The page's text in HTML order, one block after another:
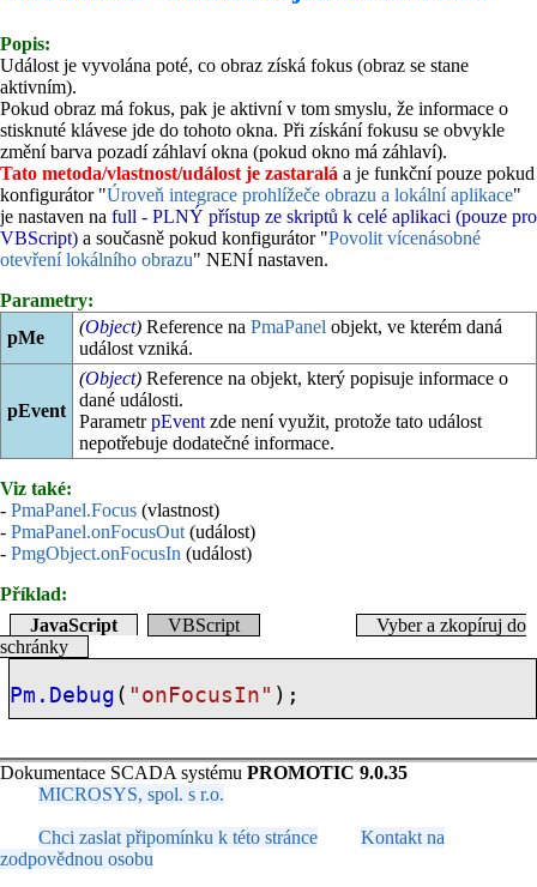
Popis:
Událost je vyvolána poté, co obraz získá fokus (obraz se stane
aktivním).
Pokud obraz má fokus, pak je aktivní v tom smyslu, že informace o
stisknuté klávese jde do tohoto okna. Při získání fokusu se obvykle
změní barva pozadí záhlaví okna (pokud okno má záhlaví).
Tato metoda/vlastnost/událost je zastaralá a je funkční pouze pokud
konfigurátor "Úroveň integrace prohlížeče obrazu a lokální aplikace"
je nastaven na full - PLNÝ přístup ze skriptů k celé aplikaci (pouze pro
VBScript) a současně pokud konfigurátor "Povolit vícenásobné
otevření lokálního obrazu" NENÍ nastaven.
Parametry:
pMe
(Object)Reference na PmaPanel objekt, ve kterém daná
událost vzniká.
pEvent
(Object)Reference na objekt, který popisuje informace o
dané události.
ParametrpEventzde není využit, protože tato událost
nepotřebuje dodatečné informace.
Viz také:
- PmaPanel.Focus (vlastnost)
- PmaPanel.onFocusOut (událost)
- PmgObject.onFocusIn (událost)
Příklad:
JavaScript
VBScript
Vyber a zkopíruj do
schránky
Pm.Debug ( "onFocusIn" );
Dokumentace SCADA systému PROMOTIC 9.0.35
MICROSYS, spol. s r.o.
Chci zaslat připomínku k této stránce
Kontakt na
zodpovědnou osobu